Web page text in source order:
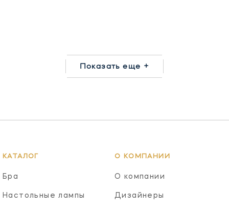
Показать еще +
КАТАЛОГ
Бра
Настольные лампы
О КОМПАНИИ
О компании
Дизайнеры